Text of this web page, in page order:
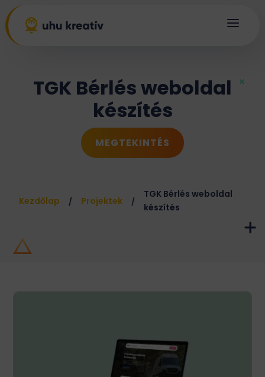
a
TGK Bérlés weboldal
készítés
MEGTEKINTÉS
Kezdőlap / Projektek /
TGK Bérlés weboldal
készítés